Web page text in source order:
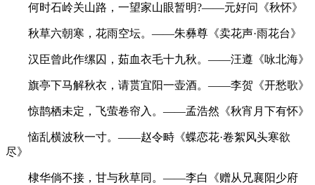
何时石岭关山路，一望家山眼暂明?——元好问《秋怀》
秋草六朝寒，花雨空坛。——朱彝尊《卖花声·雨花台》
汉臣曾此作缧囚，茹血衣毛十九秋。——汪遵《咏北海》
旗亭下马解秋衣，请贳宜阳一壶酒。——李贺《开愁歌》
惊鹊栖未定，飞萤卷帘入。——孟浩然《秋宵月下有怀》
恼乱横波秋一寸。——赵令畤《蝶恋花·卷絮风头寒欲
尽》
棣华倘不接，甘与秋草同。——李白《赠从兄襄阳少府